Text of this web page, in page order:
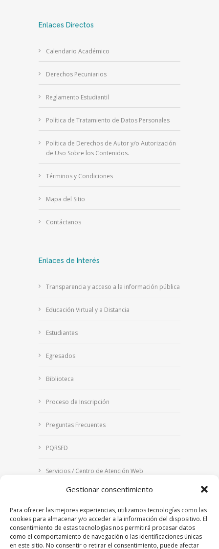
Gestionar consentimiento
Para ofrecer las mejores experiencias, utilizamos tecnologías como las
cookies para almacenar y/o acceder a la información del dispositivo. El
consentimiento de estas tecnologías nos permitirá procesar datos
como el comportamiento de navegación o las identificaciones únicas
en este sitio. No consentir o retirar el consentimiento, puede afectar
Enlaces Directos
Calendario Académico
Derechos Pecuniarios
Reglamento Estudiantil
Política de Tratamiento de Datos Personales
Política de Derechos de Autor y/o Autorización
de Uso Sobre los Contenidos.
Términos y Condiciones
Mapa del Sitio
Contáctanos
Enlaces de Interés
Transparencia y acceso a la información pública
Educación Virtual y a Distancia
Estudiantes
Egresados
Biblioteca
Proceso de Inscripción
Preguntas Frecuentes
PQRSFD
Servicios / Centro de Atención Web
Correo Institucional
Notificaciones judiciales